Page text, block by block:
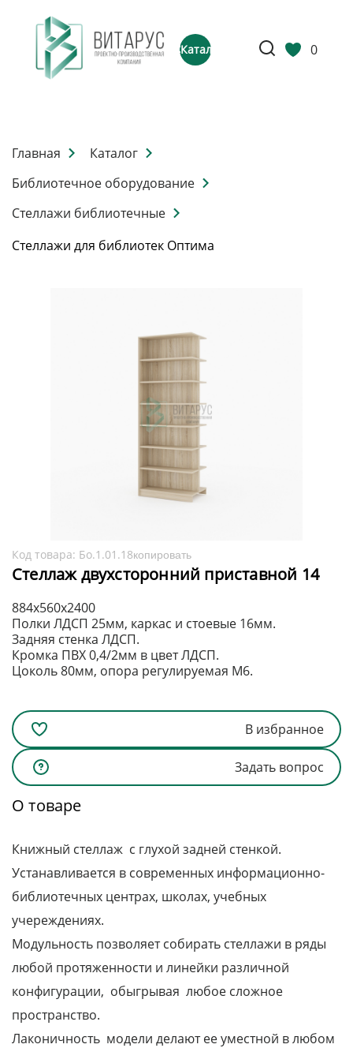
Каталог 0
Главная
Каталог
Библиотечное оборудование
Стеллажи библиотечные
Стеллажи для библиотек Оптима
Код товара: Бо.1.01.18копировать
Стеллаж двухсторонний приставной 14
Полки ЛДСП 25мм, каркас и стоевые 16мм.
Задняя стенка ЛДСП.
Кромка ПВХ 0,4/2мм в цвет ЛДСП.
Цоколь 80мм, опора регулируемая М6.
884х560х2400
В избранное
Задать вопрос
О товаре
Книжный стеллаж с глухой задней стенкой.
Устанавливается в современных информационно-
библиотечных центрах, школах, учебных
учереждениях.
Модульность позволяет собирать стеллажи в ряды
любой протяженности и линейки различной
конфигурации, обыгрывая любое сложное
пространство.
Лаконичность модели делают ее уместной в любом